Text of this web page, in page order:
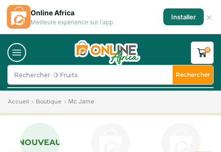
Rechercher 🍋 Fruits Rechercher
0
Accueil Boutique Mc Jame
NOUVEAU
Online Africa
Meilleure expérience sur l'app
Installer ×